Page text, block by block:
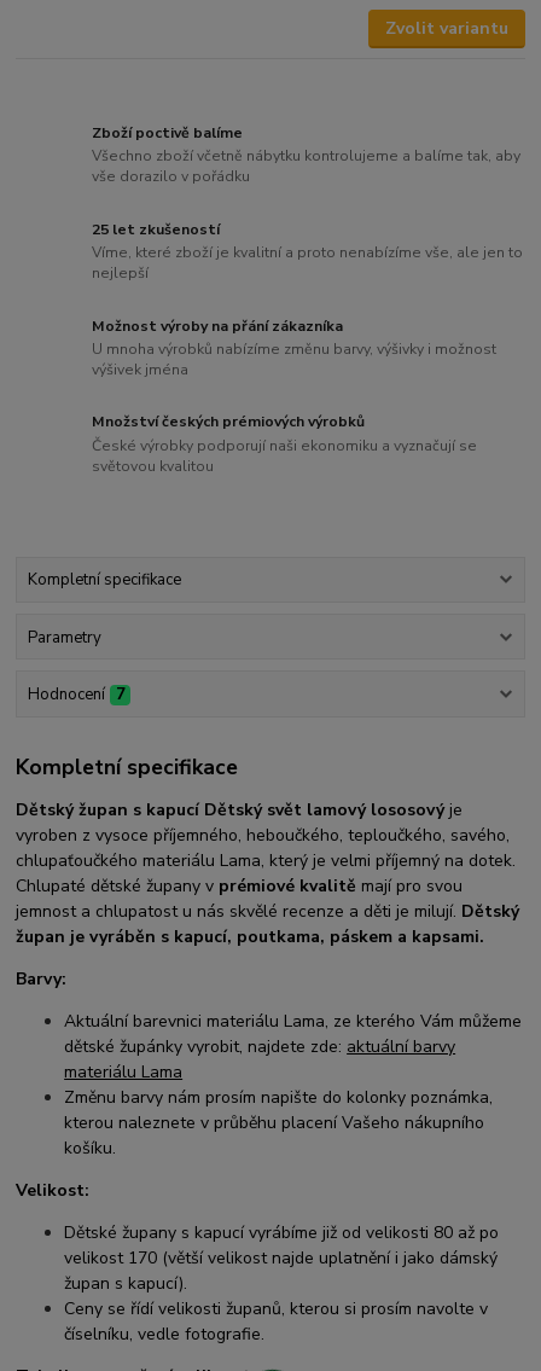
Zvolit variantu
Zboží poctivě balíme
Všechno zboží včetně nábytku kontrolujeme a balíme tak, aby
vše dorazilo v pořádku
25 let zkušeností
Víme, které zboží je kvalitní a proto nenabízíme vše, ale jen to
nejlepší
Možnost výroby na přání zákazníka
U mnoha výrobků nabízíme změnu barvy, výšivky i možnost
výšivek jména
Množství českých prémiových výrobků
České výrobky podporují naši ekonomiku a vyznačují se
světovou kvalitou
Kompletní specifikace
Parametry
Hodnocení 7
Kompletní specifikace
Dětský župan s kapucí Dětský svět lamový lososový je
vyroben z vysoce příjemného, heboučkého, teploučkého, savého,
chlupaťoučkého materiálu Lama, který je velmi příjemný na dotek.
Chlupaté dětské župany v prémiové kvalitě mají pro svou
jemnost a chlupatost u nás skvělé recenze a děti je milují. Dětský
župan je vyráběn s kapucí, poutkama, páskem a kapsami.
Barvy:
Aktuální barevnici materiálu Lama, ze kterého Vám můžeme
dětské župánky vyrobit, najdete zde: aktuální barvy
materiálu Lama
Změnu barvy nám prosím napište do kolonky poznámka,
kterou naleznete v průběhu placení Vašeho nákupního
košíku.
Velikost:
Dětské župany s kapucí vyrábíme již od velikosti 80 až po
velikost 170 (větší velikost najde uplatnění i jako dámský
župan s kapucí).
Ceny se řídí velikosti županů, kterou si prosím navolte v
číselníku, vedle fotografie.